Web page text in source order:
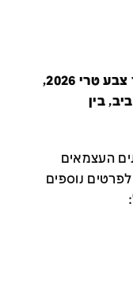
קטלוג זה מציג את כל משתתפי יריד צבע טרי 2026,
בין
העצמאים
לפרטים נוספים
: